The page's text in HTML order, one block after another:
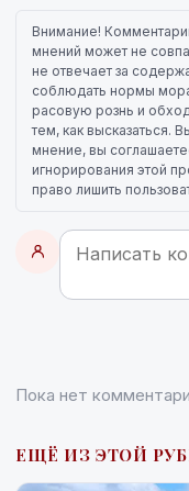
Внимание!
мнений может не
не отвечает за
соблюдать нормы
расовую рознь и
тем, как высказаться.
мнение, вы
игнорирования этой
право лишить
Пока нет
ЕЩЁ ИЗ ЭТОЙ